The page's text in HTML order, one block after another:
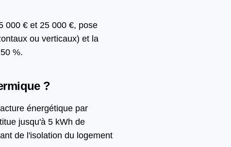
000 € et 25 000 €, pose
ou verticaux) et la
%.
?
énergétique par
jusqu'à 5 kWh de
de l'isolation du logement